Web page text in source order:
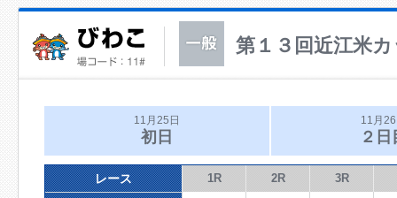
第１３回近江米
11月25日
初日
11月
２日
レース 1R 2R 3R